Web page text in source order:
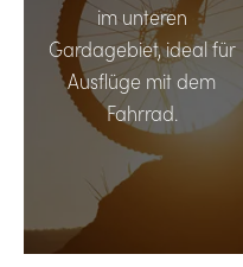
im unteren
Gardagebiet, ideal für
Ausflüge mit dem
Fahrrad.